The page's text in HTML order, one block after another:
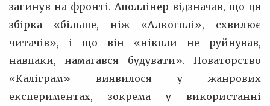
загинув на фронті. Аполлінер відзначав, що ця
збірка «більше, ніж «Алкоголі», схвилює
читачів», і що він «ніколи не руйнував,
навпаки, намагався будувати». Новаторство
«Каліграм» виявилося у жанрових
експериментах, зокрема у використанні